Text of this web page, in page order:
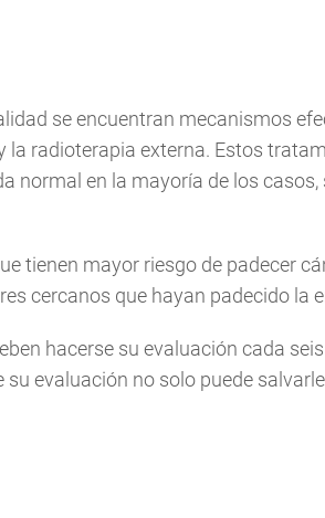
se encuentran mecanismos
la radioterapia externa. Estos
normal en la mayoría de los casos,
tienen mayor riesgo de padecer
cercanos que hayan padecido la
hacerse su evaluación cada
su evaluación no solo puede